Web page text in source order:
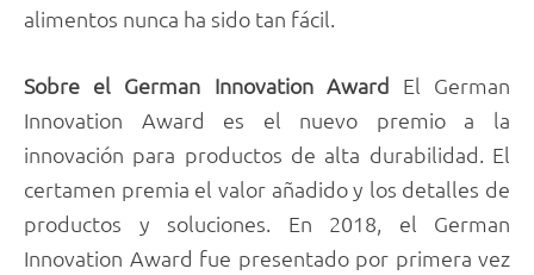
alimentos nunca ha sido tan fácil.
Sobre el German Innovation Award El German
Innovation Award es el nuevo premio a la
innovación para productos de alta durabilidad. El
certamen premia el valor añadido y los detalles de
productos y soluciones. En 2018, el German
Innovation Award fue presentado por primera vez